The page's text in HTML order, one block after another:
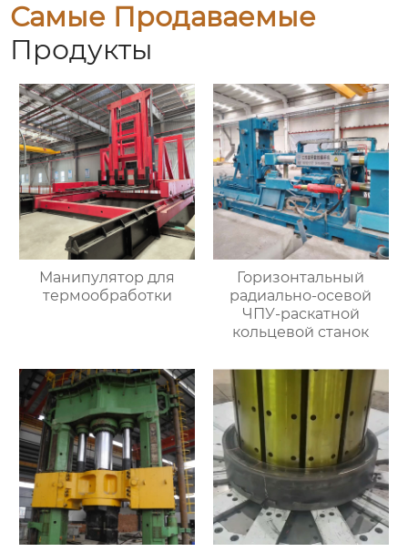
Самые Продаваемые
Продукты
Манипулятор для
термообработки
Горизонтальный
радиально-осевой
ЧПУ-раскатной
кольцевой станок